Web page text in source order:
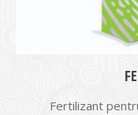
Fertilizant